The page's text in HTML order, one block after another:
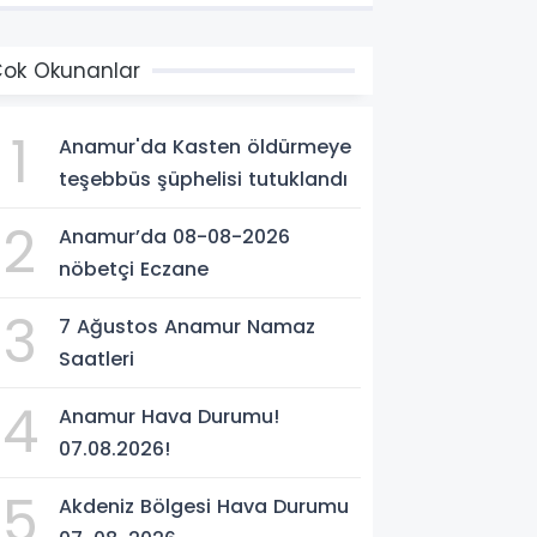
Okunanlar
1
Anamur'da Kasten öldürmeye
teşebbüs şüphelisi tutuklandı
2
Anamur’da 08-08-2026
nöbetçi Eczane
3
7 Ağustos Anamur Namaz
Saatleri
4
Anamur Hava Durumu!
07.08.2026!
Akdeniz Bölgesi Hava Durumu